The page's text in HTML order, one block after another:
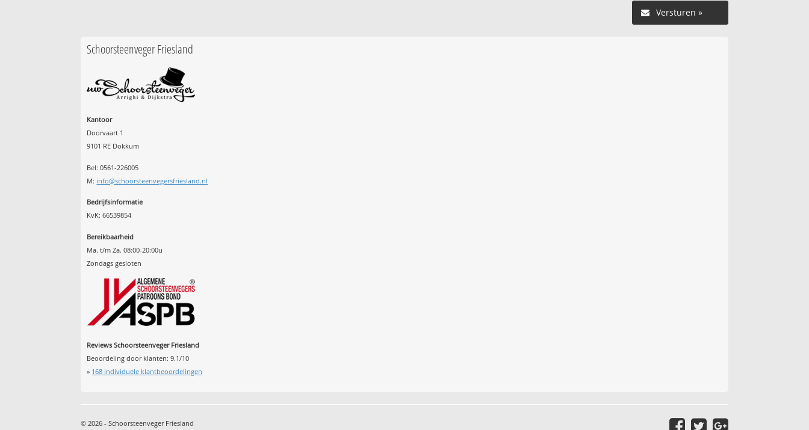
Versturen »
Schoorsteenveger Friesland
Kantoor
Doorvaart 1
9101 RE Dokkum
Bel: 0561-226005
M: info@schoorsteenvegersfriesland.nl
Bedrijfsinformatie
KvK: 66539854
Bereikbaarheid
Ma. t/m Za. 08:00-20:00u
Zondags gesloten
Reviews Schoorsteenveger Friesland
Beoordeling door klanten:9.1/10
» 168 individuele klantbeoordelingen
© 2026 - Schoorsteenveger Friesland